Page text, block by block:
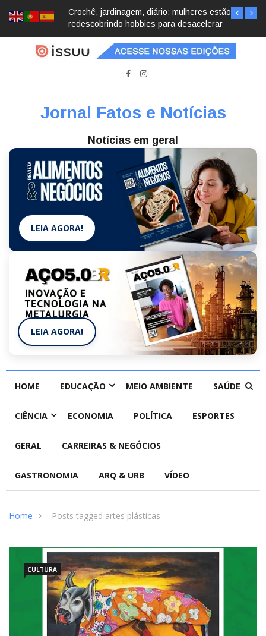
Crochê, jardinagem, diário: mulheres estão
redescobrindo hobbies para desacelerar
Jornal Fatos e Notícias
Notícias em geral
LEIA AGORA!
LEIA AGORA!
HOME EDUCAÇÃO MEIO AMBIENTE SAÚDE
CIÊNCIA ECONOMIA POLÍTICA ESPORTES
GERAL CARREIRAS & NEGÓCIOS
GASTRONOMIA ARQ & URB VÍDEO
Home Posts tagged artes plásticas
CULTURA